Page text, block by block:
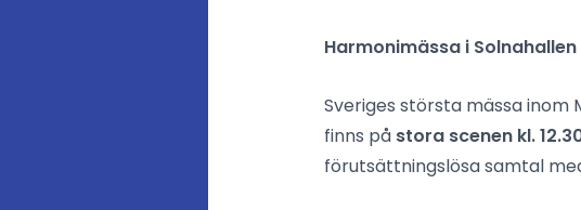
Harmonimässa i Solnahallen
Sveriges största mässa
finns på stora scenen kl.
förutsättningslösa samtal